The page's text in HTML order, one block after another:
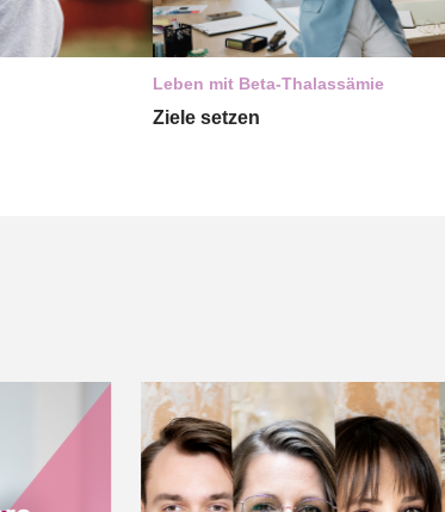
Leben mit Beta-Thalassämie
Ziele setzen